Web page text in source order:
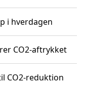
i hverdagen
CO2-aftrykket
CO2-reduktion